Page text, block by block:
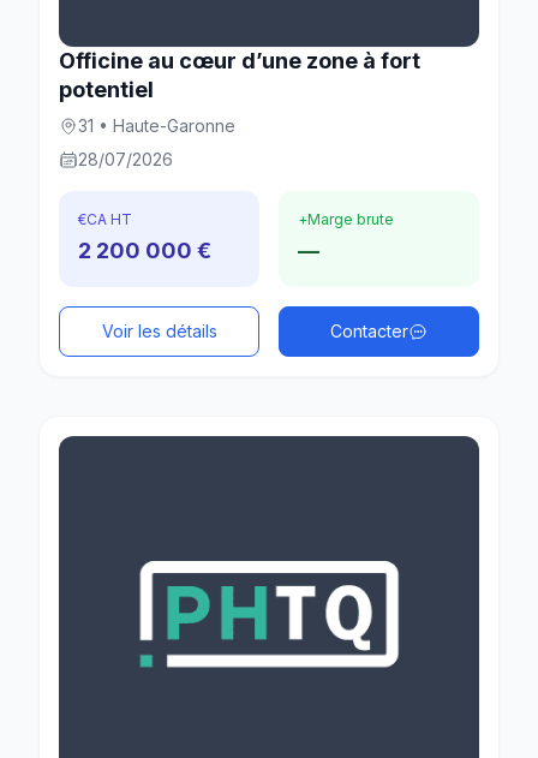
Officine au cœur d’une zone à fort
potentiel
31 • Haute-Garonne
28/07/2026
€CA HT
2 200 000 €
+Marge brute
—
Voir les détails Contacter